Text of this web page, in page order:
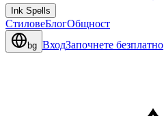
Ink Spells
СтиловеБлогОбщност
bg ВходЗапочнете безплатно